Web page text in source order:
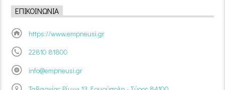
ΕΠΙΚΟΙΝΩΝΊΑ
https://www.empneusi.gr
22810 81800
info@empneusi.gr